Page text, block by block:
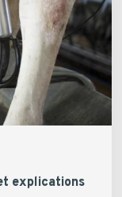
explications